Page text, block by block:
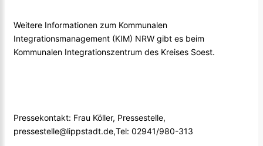
Weitere Informationen zum Kommunalen
Integrationsmanagement (KIM) NRW gibt es beim
Kommunalen Integrationszentrum des Kreises Soest.
Pressekontakt: Frau Köller, Pressestelle,
pressestelle@lippstadt.de,Tel: 02941/980-313